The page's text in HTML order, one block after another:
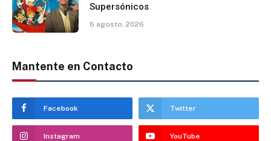
Supersónicos
6 agosto, 2026
Mantente en Contacto
Facebook Twitter
Instagram YouTube